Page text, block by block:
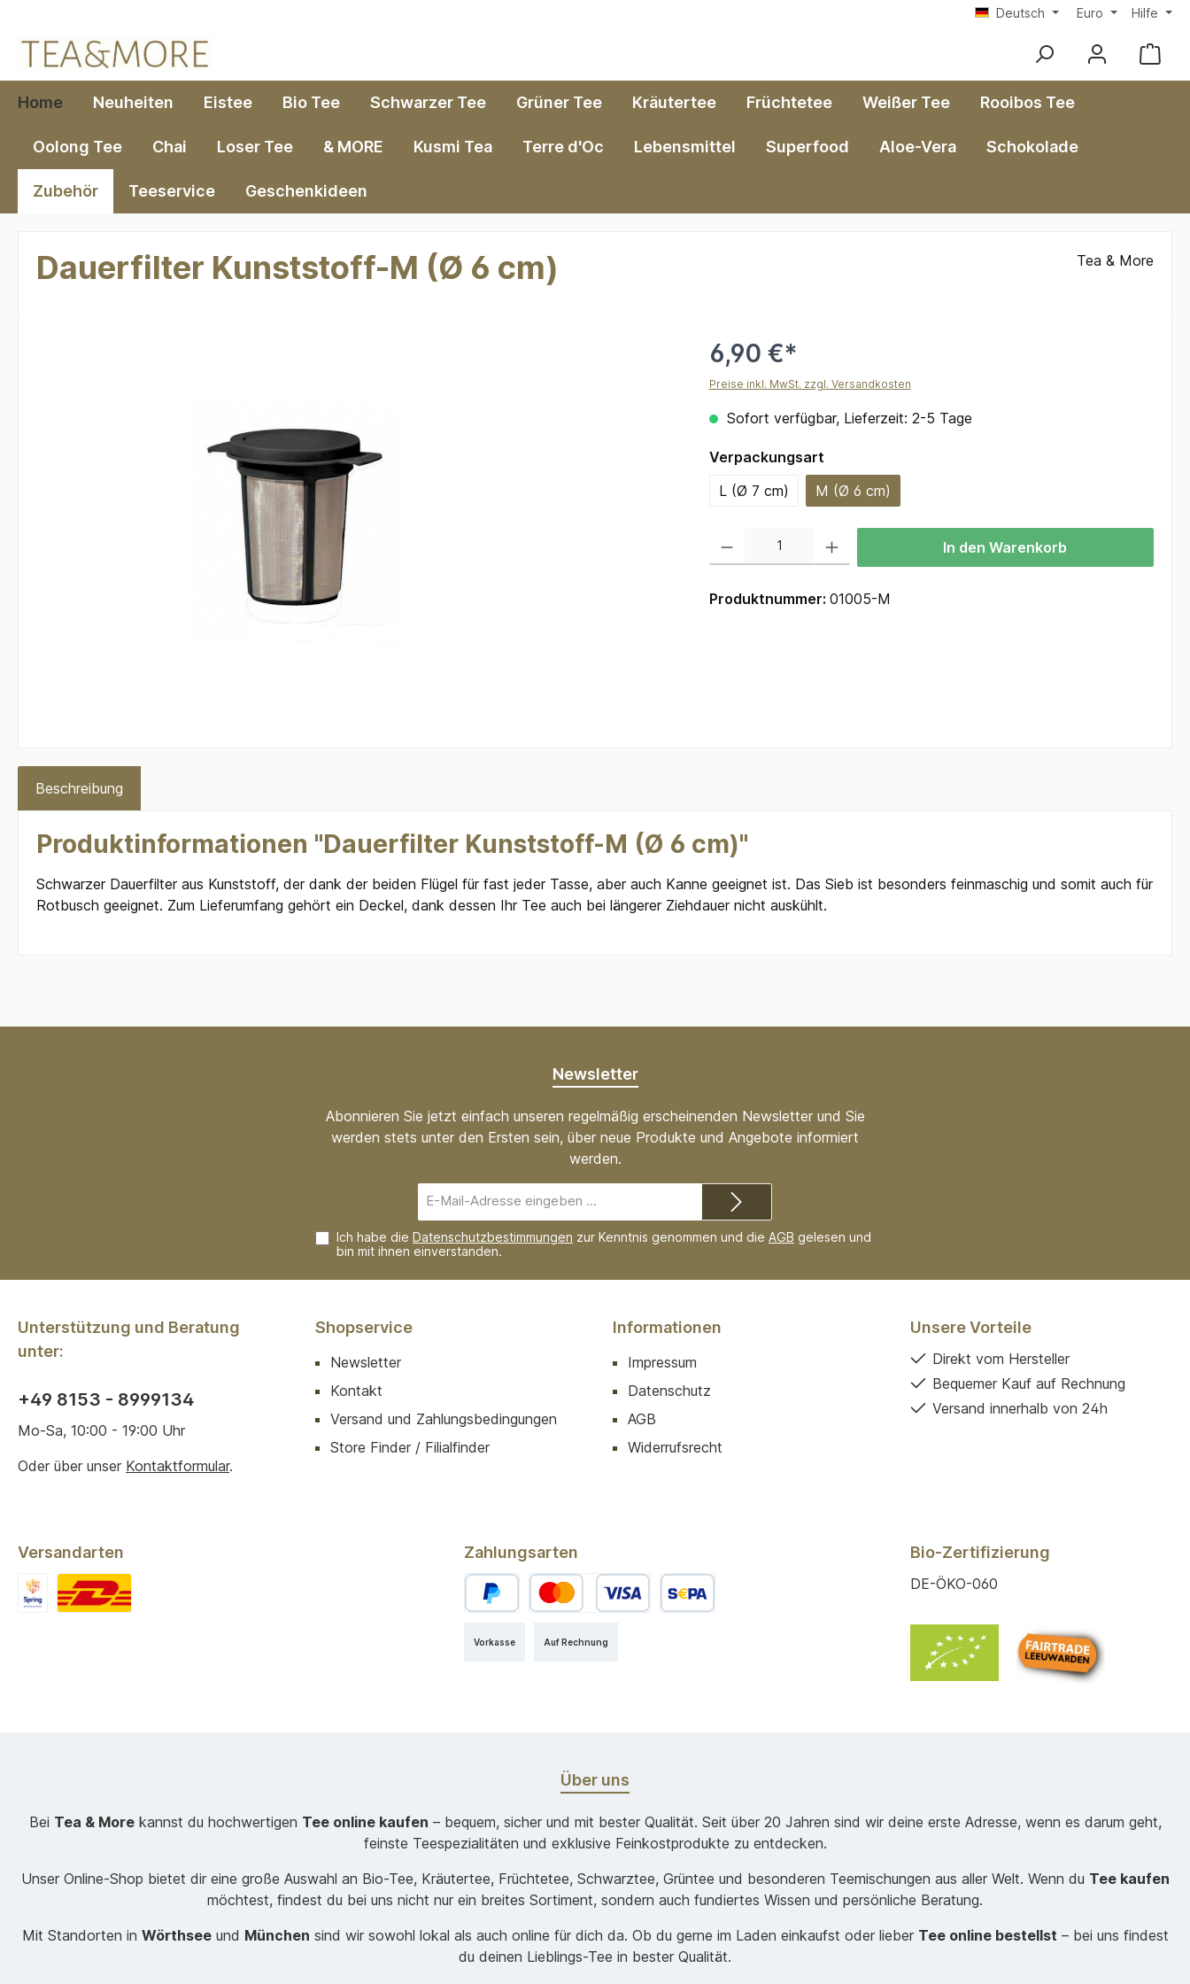
Deutsch Euro Hilfe
Home Neuheiten Eistee Bio Tee Schwarzer Tee Grüner Tee Kräutertee Früchtetee Weißer Tee Rooibos Tee
Oolong Tee Chai Loser Tee & MORE Kusmi Tea Terre d'Oc Lebensmittel Superfood Aloe-Vera Schokolade
Zubehör Teeservice Geschenkideen
Dauerfilter Kunststoff-M (Ø 6 cm) Tea & More
6,90 €*
Preise inkl. MwSt. zzgl. Versandkosten
Sofort verfügbar, Lieferzeit: 2-5 Tage
Verpackungsartauswählen
L (Ø 7 cm)
M (Ø 6 cm)
In den Warenkorb
Produktnummer: 01005-M
Beschreibung
Produktinformationen "Dauerfilter Kunststoff-M (Ø 6 cm)"
Schwarzer Dauerfilter aus Kunststoff, der dank der beiden Flügel für fast jeder Tasse, aber auch Kanne geeignet ist. Das Sieb ist besonders feinmaschig und somit auch für
Rotbusch geeignet. Zum Lieferumfang gehört ein Deckel, dank dessen Ihr Tee auch bei längerer Ziehdauer nicht auskühlt.
Newsletter
Abonnieren Sie jetzt einfach unseren regelmäßig erscheinenden Newsletter und Sie
werden stets unter den Ersten sein, über neue Produkte und Angebote informiert
werden.
Mail-
Adresse*
Ich habe die Datenschutzbestimmungen zur Kenntnis genommen und die AGB gelesen und
bin mit ihnen einverstanden.
Unterstützung und Beratung
unter:
+49 8153 - 8999134
Mo-Sa, 10:00 - 19:00 Uhr
Oder über unser Kontaktformular.
Shopservice
Newsletter
Kontakt
Versand und Zahlungsbedingungen
Store Finder / Filialfinder
Informationen
Impressum
Datenschutz
AGB
Widerrufsrecht
Unsere Vorteile
Direkt vom Hersteller
Bequemer Kauf auf Rechnung
Versand innerhalb von 24h
Versandarten Zahlungsarten
Auf Rechnung
Vorkasse
Bio-Zertifizierung
DE-ÖKO-060
Über uns
Bei Tea & Morekannst du hochwertigen Tee online kaufen – bequem, sicher und mit bester Qualität. Seit über 20 Jahren sind wir deine erste Adresse, wenn es darum geht,
feinste Teespezialitäten und exklusive Feinkostprodukte zu entdecken.
Unser Online-Shop bietet dir eine große Auswahl an Bio-Tee, Kräutertee, Früchtetee, Schwarztee, Grüntee und besonderen Teemischungen aus aller Welt. Wenn du Tee kaufen
möchtest, findest du bei uns nicht nur ein breites Sortiment, sondern auch fundiertes Wissen und persönliche Beratung.
Mit Standorten in Wörthseeund München sind wir sowohl lokal als auch online für dich da. Ob du gerne im Laden einkaufst oder lieber Tee online bestellst – bei uns findest
du deinen Lieblings-Tee in bester Qualität.